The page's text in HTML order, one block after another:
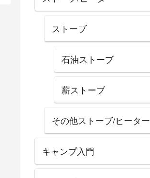
ストーブ
石油ストーブ
薪ストーブ
その他ストーブ/ヒーター
キャンプ入門